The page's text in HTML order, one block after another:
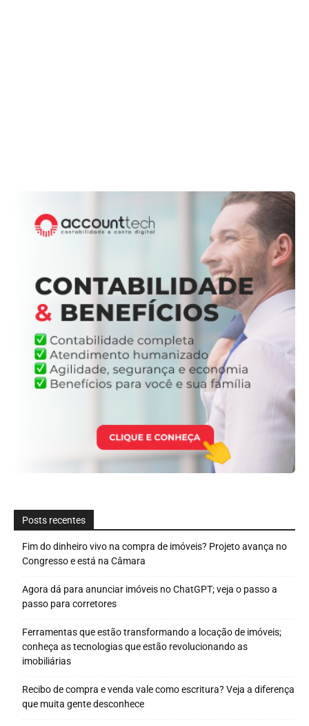
Posts recentes
Fim do dinheiro vivo na compra de imóveis? Projeto avança no
Congresso e está na Câmara
Agora dá para anunciar imóveis no ChatGPT; veja o passo a
passo para corretores
Ferramentas que estão transformando a locação de imóveis;
conheça as tecnologias que estão revolucionando as
imobiliárias
Recibo de compra e venda vale como escritura? Veja a diferença
que muita gente desconhece